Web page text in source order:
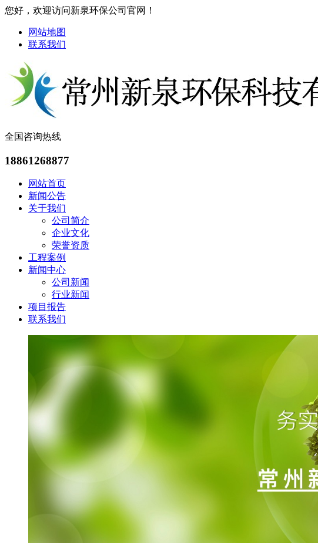
您好，欢迎访问新泉环保公司官网！
网站地图
联系我们
全国咨询热线
18861268877
网站首页
新闻公告
关于我们
公司简介
企业文化
荣誉资质
工程案例
新闻中心
公司新闻
行业新闻
项目报告
联系我们